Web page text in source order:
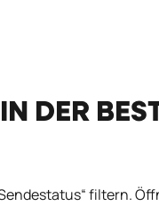
DER
filtern.